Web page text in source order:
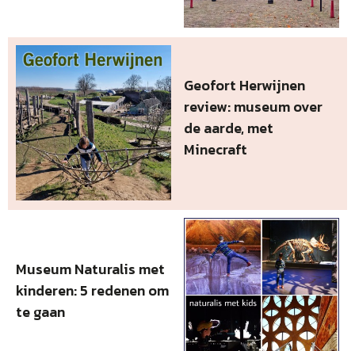
Geofort Herwijnen
review: museum over
de aarde, met
Minecraft
Museum Naturalis met
kinderen: 5 redenen om
te gaan